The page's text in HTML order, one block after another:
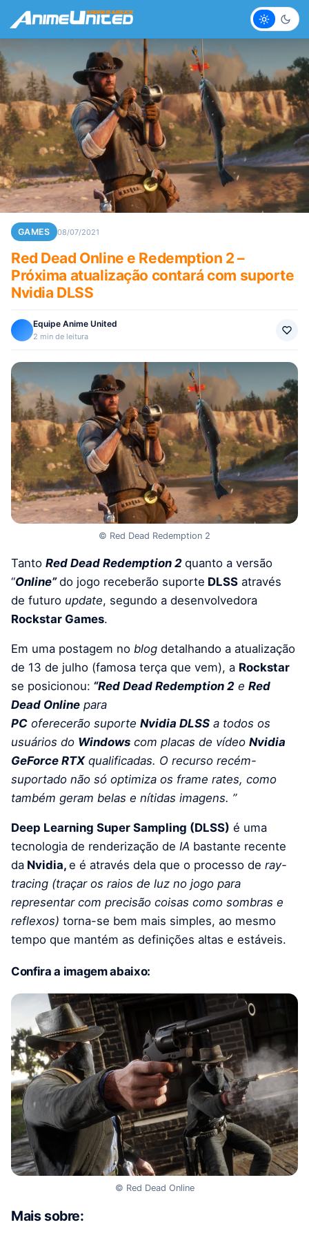
Claro
GAMES 08/07/2021
Red Dead Online e Redemption 2 –
Próxima atualização contará com suporte
Nvidia DLSS
Equipe Anime United
2 min de leitura
© Red Dead Redemption 2
Tanto Red Dead Redemption 2 quanto a versão
“Online”do jogo receberão suporte DLSS através
de futuro update, segundo a desenvolvedora
Rockstar Games.
Em uma postagem no blog detalhando a atualização
de 13 de julho (famosa terça que vem), a Rockstar
se posicionou: “Red Dead Redemption 2 e Red
Dead Online para
PC oferecerão suporte Nvidia DLSS a todos os
usuários do Windows com placas de vídeo Nvidia
GeForce RTXqualificadas. O recurso recém-
suportado não só optimiza os frame rates, como
também geram belas e nítidas imagens. ”
Deep Learning Super Sampling (DLSS) é uma
tecnologia de renderização de IA bastante recente
da Nvidia, e é através dela que o processo de ray-
tracing (traçar os raios de luz no jogo para
representar com precisão coisas como sombras e
reflexos) torna-se bem mais simples, ao mesmo
tempo que mantém as definições altas e estáveis.
Confira a imagem abaixo:
© Red Dead Online
Mais sobre: